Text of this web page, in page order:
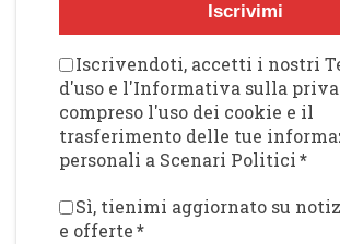
Iscrivimi
Iscrivendoti, accetti i nostri
d'uso e l'Informativa sulla
compreso l'uso dei cookie e il
trasferimento delle tue
personali a Scenari Politici*
Sì, tienimi aggiornato su
e offerte*